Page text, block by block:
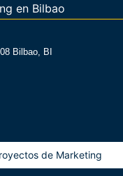
en Bilbao
Bilbao, BI
de Marketing